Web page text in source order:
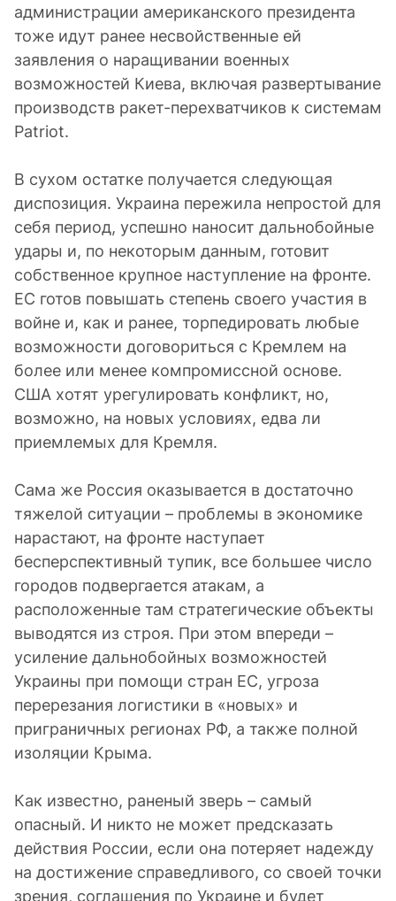
администрации американского президента
тоже идут ранее несвойственные ей
заявления о наращивании военных
возможностей Киева, включая развертывание
производств ракет-перехватчиков к системам
Patriot.
В сухом остатке получается следующая
диспозиция. Украина пережила непростой для
себя период, успешно наносит дальнобойные
удары и, по некоторым данным, готовит
собственное крупное наступление на фронте.
ЕС готов повышать степень своего участия в
войне и, как и ранее, торпедировать любые
возможности договориться с Кремлем на
более или менее компромиссной основе.
США хотят урегулировать конфликт, но,
возможно, на новых условиях, едва ли
приемлемых для Кремля.
Сама же Россия оказывается в достаточно
тяжелой ситуации – проблемы в экономике
нарастают, на фронте наступает
бесперспективный тупик, все большее число
городов подвергается атакам, а
расположенные там стратегические объекты
выводятся из строя. При этом впереди –
усиление дальнобойных возможностей
Украины при помощи стран ЕС, угроза
перерезания логистики в «новых» и
приграничных регионах РФ, а также полной
изоляции Крыма.
Как известно, раненый зверь – самый
опасный. И никто не может предсказать
действия России, если она потеряет надежду
на достижение справедливого, со своей точки
зрения, соглашения по Украине и будет